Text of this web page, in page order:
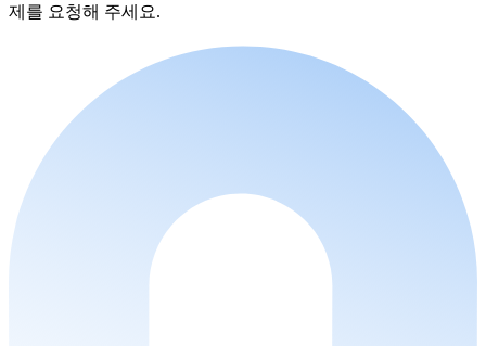
제를 요청해 주세요.